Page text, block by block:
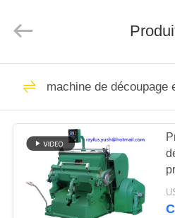
MAISON
PRODUITS
SUJET
CARTON
MACHINE
Rights
Machine de
fabrication
de carton
machine de découpage